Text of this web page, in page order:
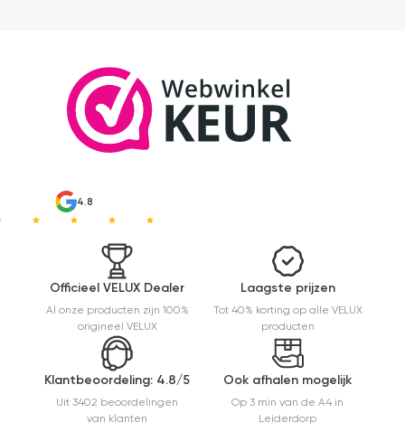
4.8
Officieel VELUX Dealer
Al onze producten zijn 100%
origineel VELUX
Laagste prijzen
Tot 40% korting op alle VELUX
producten
Klantbeoordeling: 4.8/5
Uit 3402 beoordelingen
van klanten
Ook afhalen mogelijk
Op 3 min van de A4 in
Leiderdorp